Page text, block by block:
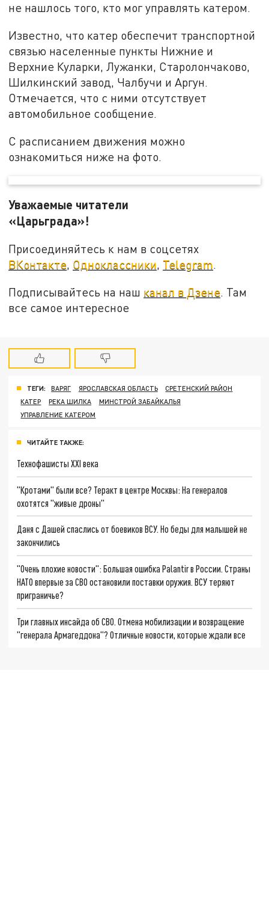
не нашлось того, кто мог управлять катером.
Известно, что катер обеспечит транспортной
связью населенные пункты Нижние и
Верхние Куларки, Лужанки, Старолончаково,
Шилкинский завод, Чалбучи и Аргун.
Отмечается, что с ними отсутствует
автомобильное сообщение.
С расписанием движения можно
ознакомиться ниже на фото.
Уважаемые читатели
«Царьграда»!
Присоединяйтесь к нам в соцсетях
ВКонтакте, Одноклассники, Telegram.
Подписывайтесь на наш канал в Дзене . Там
все самое интересное
ТЕГИ: ВАРЯГ ЯРОСЛАВСКАЯ ОБЛАСТЬ
СРЕТЕНСКИЙ РАЙОН
КАТЕР
РЕКА ШИЛКА
МИНСТРОЙ ЗАБАЙКАЛЬЯ
УПРАВЛЕНИЕ КАТЕРОМ
ЧИТАЙТЕ ТАКЖЕ:
Технофашисты XXI века
"Кротами" были все? Теракт в центре Москвы: На генералов
охотятся "живые дроны"
Даня с Дашей спаслись от боевиков ВСУ. Но беды для малышей не
закончились
"Очень плохие новости": Большая ошибка Palantir в России. Страны
НАТО впервые за СВО остановили поставки оружия. ВСУ теряют
приграничье?
Три главных инсайда об СВО. Отмена мобилизации и возвращение
"генерала Армагеддона"? Отличные новости, которые ждали все